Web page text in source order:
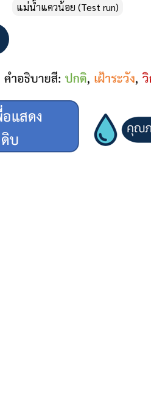
แม่น้ำแควน้อย (Test run)